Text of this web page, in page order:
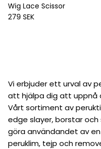
Wig Lace Scissor
Ordinarie pris
279 SEK
Vi erbjuder ett urval av
att hjälpa dig att uppnå
Vårt sortiment av
edge slayer, borstar
göra användandet av
peruklim, tejp och